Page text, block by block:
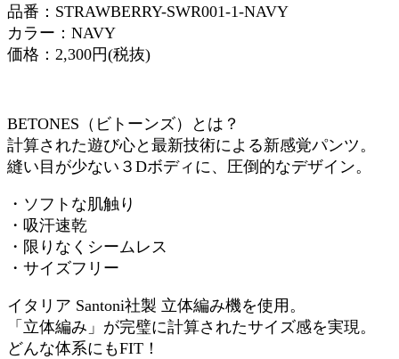
品番：STRAWBERRY-SWR001-1-NAVY
カラー：NAVY
価格：2,300円(税抜)
BETONES（ビトーンズ）とは？
計算された遊び心と最新技術による新感覚パンツ。
縫い目が少ない３Dボディに、圧倒的なデザイン。
・ソフトな肌触り
・吸汗速乾
・限りなくシームレス
・サイズフリー
イタリア Santoni社製 立体編み機を使用。
「立体編み」が完璧に計算されたサイズ感を実現。
どんな体系にもFIT！